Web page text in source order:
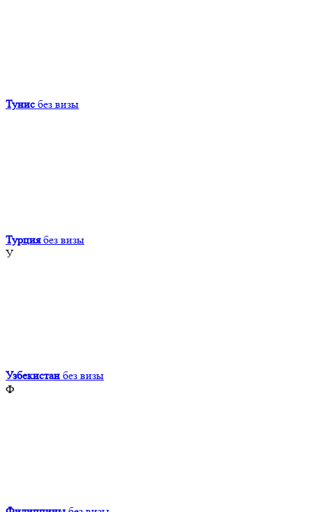
Тунис без визы
Турция без визы
У
Узбекистан без визы
Ф